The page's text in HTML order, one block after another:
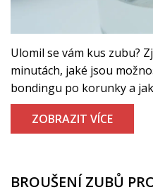
Ulomil se vám kus zubu?
minutách, jaké jsou
bondingu po korunky a
ZOBRAZIT VÍCE
BROUŠENÍ ZUBŮ